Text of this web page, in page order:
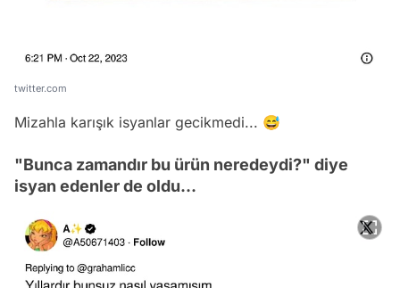
twitter.com
Mizahla karışık isyanlar gecikmedi... 😅
"Bunca zamandır bu ürün neredeydi?" diye
isyan edenler de oldu...